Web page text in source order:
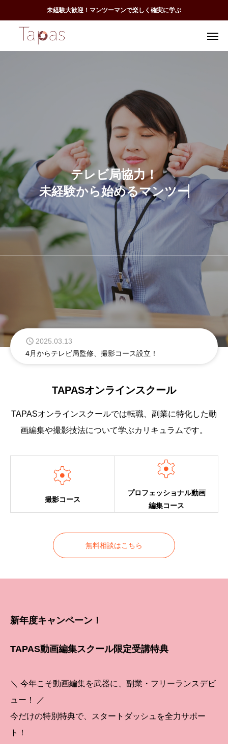
未経験大歓迎！マンツーマンで楽しく確実に学ぶ
テレ ビ局協力！
未経験から始めるマンツーマン
で学べる寄り添い方授業の動画
スク ール
2025.03.13
4月からテレビ局監修、撮影コース設立！
当スクールの生徒が案件を獲得しました！
2025.03.13
宮崎空港ビル株式会社様がTAPASを受講中
TAPASオンラインスクール
TAPASオンラインスクールでは転職、副業に特化した動
画編集や撮影技法について学ぶカリキュラムです。

撮影コース

プロフェッショナル動画
編集コース
無料相談はこちら
新年度キャンペーン！
TAPAS動画編集スクール限定受講特典
＼ 今年こそ動画編集を武器に、副業・フリーランスデビ
ュー！ ／
今だけの特別特典で、スタートダッシュを全力サポー
ト！